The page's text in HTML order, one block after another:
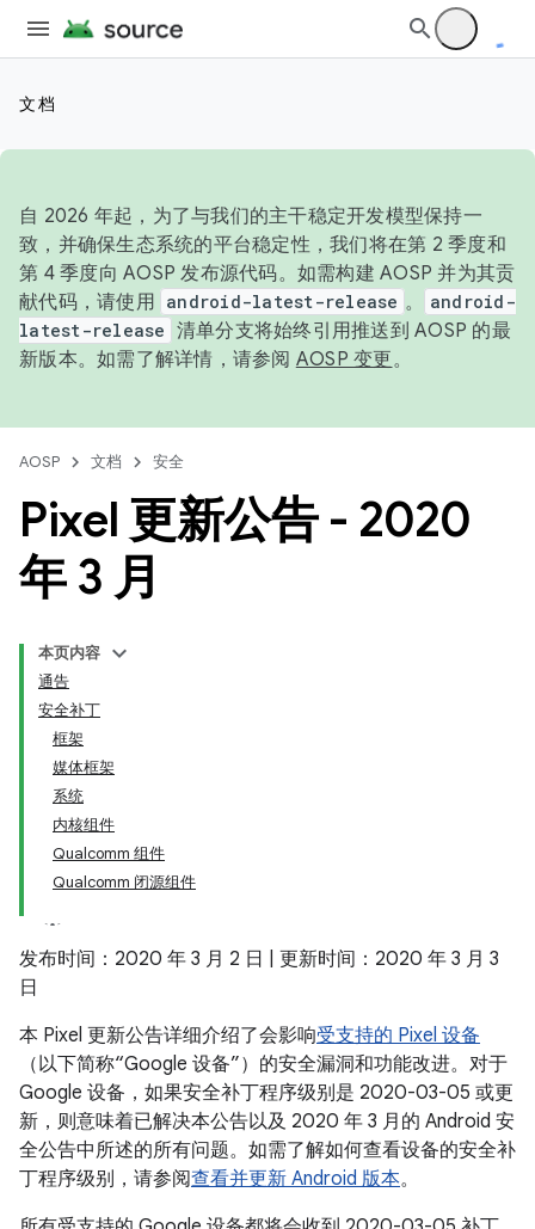
文档
自 2026 年起，为了与我们的主干稳定开发模型保持一
致，并确保生态系统的平台稳定性，我们将在第 2 季度和
第 4 季度向 AOSP 发布源代码。如需构建 AOSP 并为其贡
献代码，请使用 android-latest-release 。
android-
latest-release 清单分支将始终引用推送到 AOSP 的最
新版本。如需了解详情，请参阅 AOSP 变更。
AOSP 文档 安全
Pixel 更新公告 - 2020
年 3 月
本页内容
通告
安全补丁
框架
媒体框架
系统
内核组件
Qualcomm 组件
Qualcomm 闭源组件
发布时间：2020 年 3 月 2 日 | 更新时间：2020 年 3 月 3
日
本 Pixel 更新公告详细介绍了会影响受支持的 Pixel 设备
（以下简称“Google 设备”）的安全漏洞和功能改进。对于
Google 设备，如果安全补丁程序级别是 2020-03-05 或更
新，则意味着已解决本公告以及 2020 年 3 月的 Android 安
全公告中所述的所有问题。如需了解如何查看设备的安全补
丁程序级别，请参阅查看并更新 Android 版本。